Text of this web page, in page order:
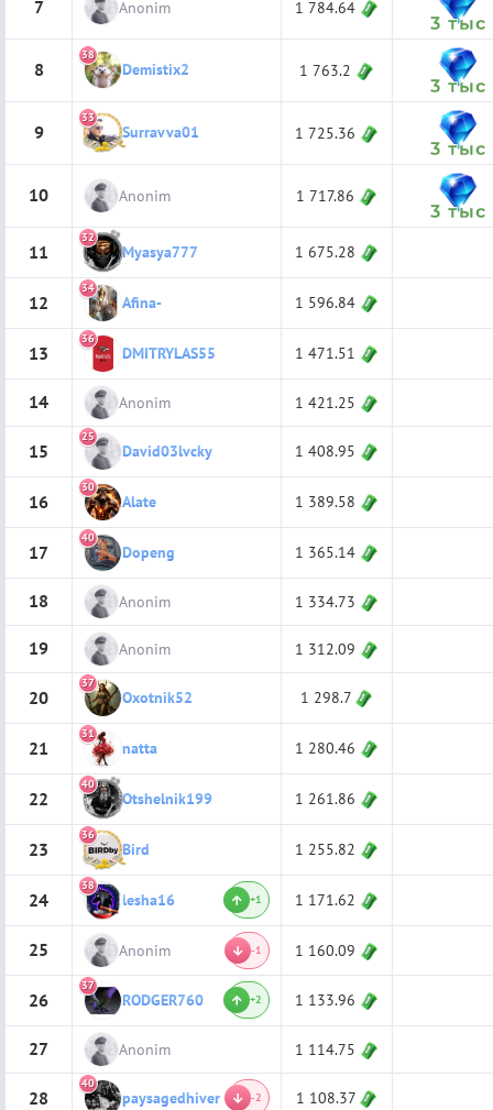
7 Anonim 1 784.64
3 тыс
8
38
Demistix2 1 763.2
3 тыс
9
33
Surravva01 1 725.36
3 тыс
10 Anonim 1 717.86
3 тыс
11
32
Myasya777 1 675.28
12
34
Afina- 1 596.84
13
36
DMITRYLAS55 1 471.51
14 Anonim 1 421.25
15
25
David03lvcky 1 408.95
16
30
Alate 1 389.58
17
40
Dopeng 1 365.14
18 Anonim 1 334.73
19 Anonim 1 312.09
20
37
Oxotnik52 1 298.7
21
31
natta 1 280.46
22
40
Otshelnik199 1 261.86
23
36
Bird 1 255.82
24
38
lesha16 +1 1 171.62
25 Anonim -1 1 160.09
26
37
RODGER760 +2 1 133.96
27 Anonim 1 114.75
28
40
paysagedhiver -2 1 108.37